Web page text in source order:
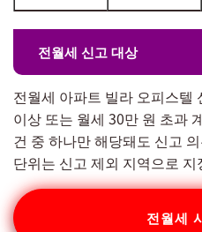
전월세 신고 대상
전월세 아파트 빌라 오피스텔
이상 또는 월세 30만 원 초과
건 중 하나만 해당돼도 신고
단위는 신고 제외 지역으로
전월세